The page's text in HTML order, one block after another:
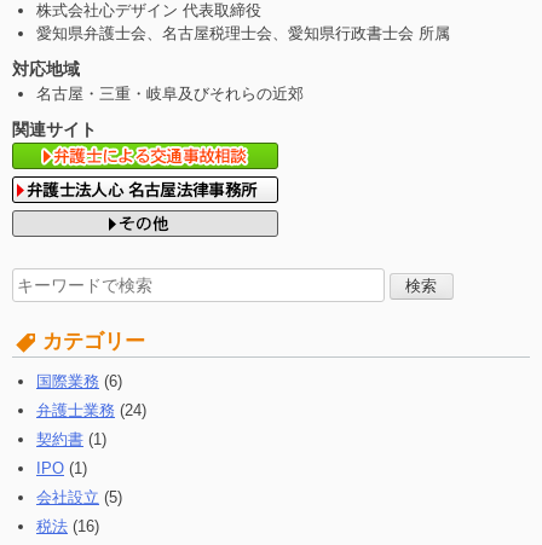
株式会社心デザイン 代表取締役
愛知県弁護士会、名古屋税理士会、愛知県行政書士会 所属
対応地域
名古屋・三重・岐阜及びそれらの近郊
関連サイト
検
索
す
る:
カテゴリー
国際業務 (6)
弁護士業務 (24)
契約書 (1)
IPO (1)
会社設立 (5)
税法 (16)